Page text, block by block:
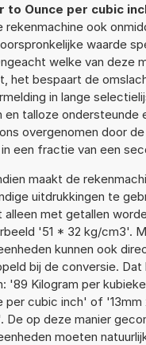
to Ounce per cubic
rekenmachine ook
waarde
welke van deze
het bespaart de
in lange
en talloze ondersteunde
overgenomen door
een fractie van een
maakt de
uitdrukkingen te
alleen met getallen
'51 * 32 kg/cm3'.
kunnen ook
bij de conversie. Dat
'89 Kilogram per
per cubic inch' of
De op deze manier
moeten